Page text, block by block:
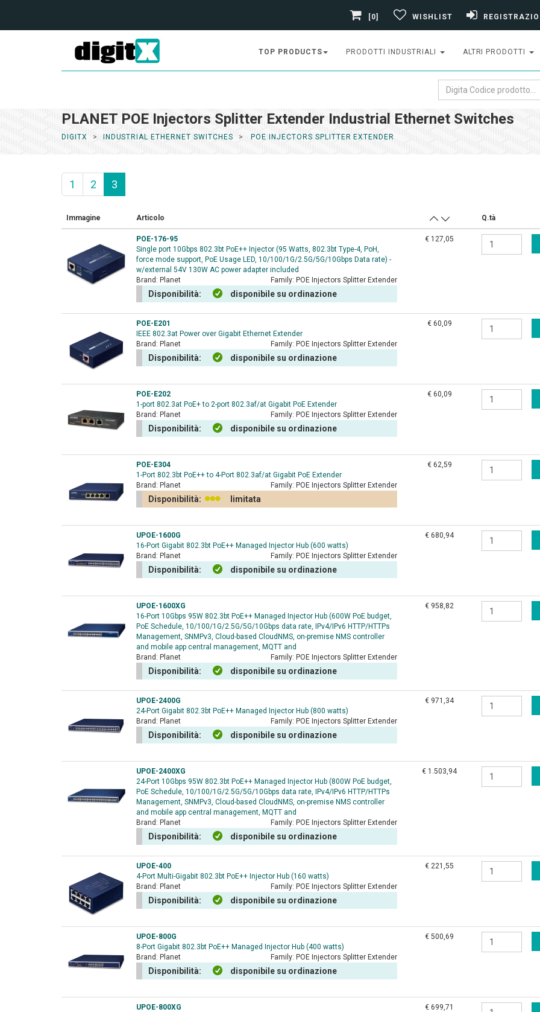
[0] WISHLIST
TOP PRODUCTS PRODOTTI INDUSTRIALI ALTRI PRODOTTI
PLANET POE Injectors Splitter Extender Industrial Ethernet Switches
DIGITX INDUSTRIAL ETHERNET SWITCHES POE INJECTORS SPLITTER EXTENDER
1 2 3
Immagine Articolo Q.tà
POE-176-95
Single port 10Gbps 802.3bt PoE++ Injector (95 Watts, 802.3bt Type-4, PoH,
force mode support, PoE Usage LED, 10/100/1G/2.5G/5G/10Gbps Data rate) -
w/external 54V 130W AC power adapter included
Brand: Planet Family: POE Injectors Splitter Extender
Disponibilità: disponibile su ordinazione
€ 127,05
POE-E201
IEEE 802.3at Power over Gigabit Ethernet Extender
Brand: Planet Family: POE Injectors Splitter Extender
Disponibilità: disponibile su ordinazione
€ 60,09
POE-E202
1-port 802.3at PoE+ to 2-port 802.3af/at Gigabit PoE Extender
Brand: Planet Family: POE Injectors Splitter Extender
Disponibilità: disponibile su ordinazione
€ 60,09
POE-E304
1-Port 802.3bt PoE++ to 4-Port 802.3af/at Gigabit PoE Extender
Brand: Planet Family: POE Injectors Splitter Extender
Disponibilità: limitata
€ 62,59
UPOE-1600G
16-Port Gigabit 802.3bt PoE++ Managed Injector Hub (600 watts)
Brand: Planet Family: POE Injectors Splitter Extender
Disponibilità: disponibile su ordinazione
€ 680,94
UPOE-1600XG
16-Port 10Gbps 95W 802.3bt PoE++ Managed Injector Hub (600W PoE budget,
PoE Schedule, 10/100/1G/2.5G/5G/10Gbps data rate, IPv4/IPv6 HTTP/HTTPs
Management, SNMPv3, Cloud-based CloudNMS, on-premise NMS controller
and mobile app central management, MQTT and
Brand: Planet Family: POE Injectors Splitter Extender
Disponibilità: disponibile su ordinazione
€ 958,82
UPOE-2400G
24-Port Gigabit 802.3bt PoE++ Managed Injector Hub (800 watts)
Brand: Planet Family: POE Injectors Splitter Extender
Disponibilità: disponibile su ordinazione
€ 971,34
UPOE-2400XG
24-Port 10Gbps 95W 802.3bt PoE++ Managed Injector Hub (800W PoE budget,
PoE Schedule, 10/100/1G/2.5G/5G/10Gbps data rate, IPv4/IPv6 HTTP/HTTPs
Management, SNMPv3, Cloud-based CloudNMS, on-premise NMS controller
and mobile app central management, MQTT and
Brand: Planet Family: POE Injectors Splitter Extender
Disponibilità: disponibile su ordinazione
€ 1.503,94
UPOE-400
4-Port Multi-Gigabit 802.3bt PoE++ Injector Hub (160 watts)
Brand: Planet Family: POE Injectors Splitter Extender
Disponibilità: disponibile su ordinazione
€ 221,55
UPOE-800G
8-Port Gigabit 802.3bt PoE++ Managed Injector Hub (400 watts)
Brand: Planet Family: POE Injectors Splitter Extender
Disponibilità: disponibile su ordinazione
€ 500,69
UPOE-800XG
€ 699,71